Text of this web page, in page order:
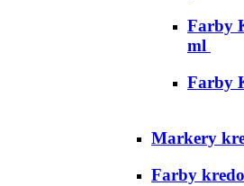
Farby
ml
Farby
Markery
Farby